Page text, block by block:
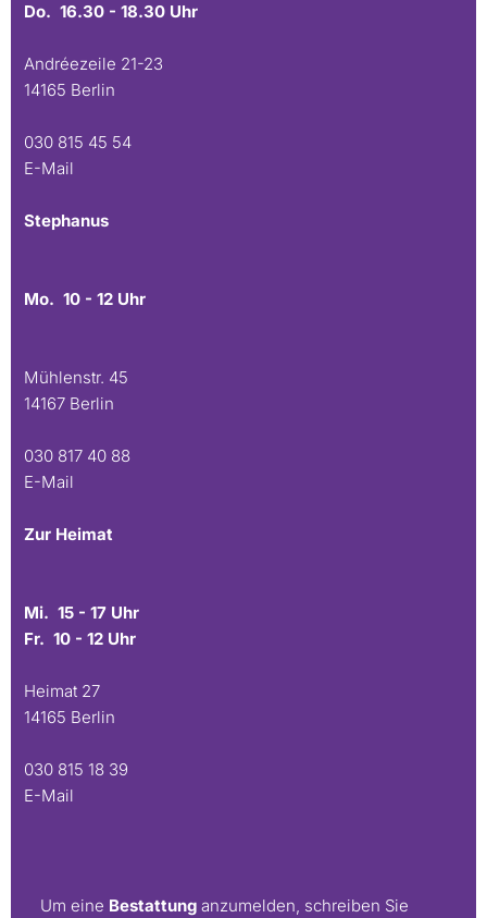
Do. 16.30 - 18.30 Uhr
Andréezeile 21-23
14165 Berlin
030 815 45 54
E-Mail
Stephanus
Mo. 10 - 12 Uhr
Mühlenstr. 45
14167 Berlin
030 817 40 88
E-Mail
Zur Heimat
Mi. 15 - 17 Uhr
Fr. 10 - 12 Uhr
Heimat 27
14165 Berlin
030 815 18 39
E-Mail
Um eine Bestattung anzumelden, schreiben Sie